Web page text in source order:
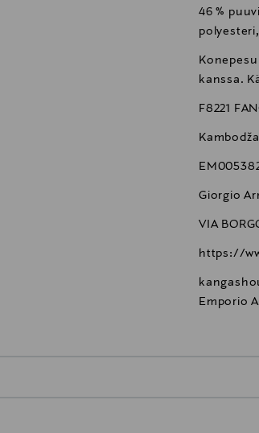
46 %
kanssa.
F8221
Kambodža
Giorgio
VIA
https://
Emporio